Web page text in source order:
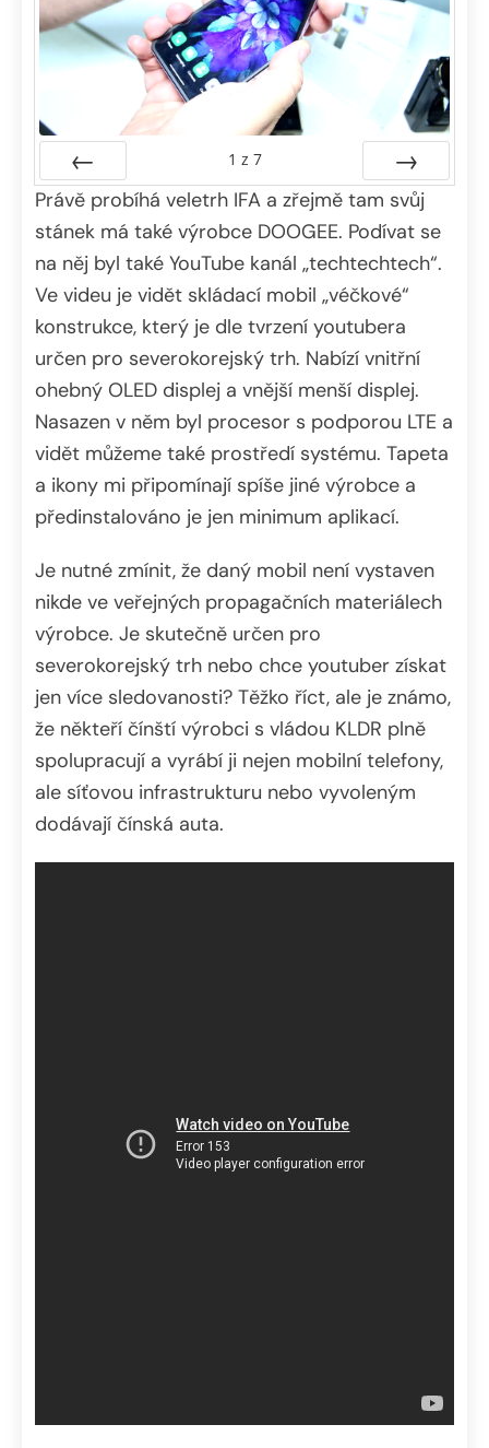
Předchozí
1 z 7
Další
Právě probíhá veletrh IFA a zřejmě tam svůj
stánek má také výrobce DOOGEE. Podívat se
na něj byl také YouTube kanál „techtechtech“.
Ve videu je vidět skládací mobil „véčkové“
konstrukce, který je dle tvrzení youtubera
určen pro severokorejský trh. Nabízí vnitřní
ohebný OLED displej a vnější menší displej.
Nasazen v něm byl procesor s podporou LTE a
vidět můžeme také prostředí systému. Tapeta
a ikony mi připomínají spíše jiné výrobce a
předinstalováno je jen minimum aplikací.
Je nutné zmínit, že daný mobil není vystaven
nikde ve veřejných propagačních materiálech
výrobce. Je skutečně určen pro
severokorejský trh nebo chce youtuber získat
jen více sledovanosti? Těžko říct, ale je známo,
že někteří čínští výrobci s vládou KLDR plně
spolupracují a vyrábí ji nejen mobilní telefony,
ale síťovou infrastrukturu nebo vyvoleným
dodávají čínská auta.